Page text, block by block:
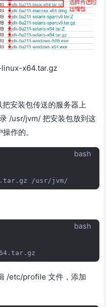
linux-x64.tar.gz
安装包传送的服务器上
/usr/jvm/ 把安装包放到这
作的。
bash
bash
/etc/profile 文件，添加